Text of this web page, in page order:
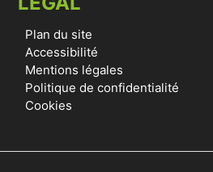
Plan du site
Accessibilité
Mentions légales
Politique de confidentialité
Cookies